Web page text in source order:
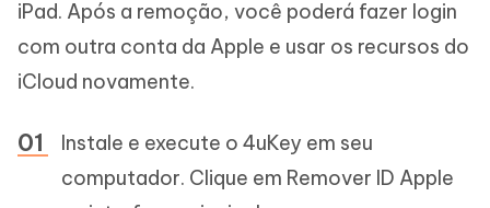
iPad. Após a remoção, você poderá fazer login
com outra conta da Apple e usar os recursos do
iCloud novamente.
Instale e execute o 4uKey em seu
computador. Clique em Remover ID Apple